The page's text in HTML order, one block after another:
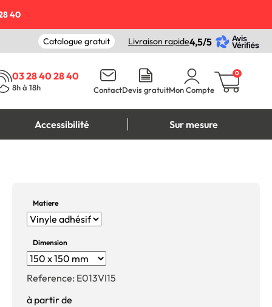
40
Catalogue gratuit Livraison rapide4,5/5
03 28 40 28 40
8h à 18h ContactDevis gratuitMon Compte
0
Accessibilité Sur mesure
Matiere
Dimension
Reference: E013VI15
à partir de